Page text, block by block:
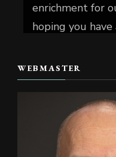
enrichment for
hoping you
📷 Christian Reiter
#skate4fun
Foto
Auf Facebook anzeigen
WEBMASTER